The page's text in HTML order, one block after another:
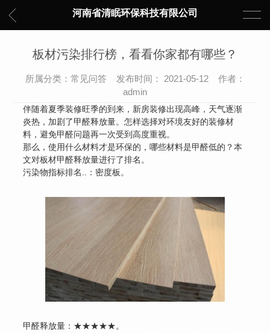
河南省清眠环保科技有限公司
板材污染排行榜，看看你家都有哪些？
所属分类：常见问答 发布时间： 2021-05-12 作者：
admin
伴随着夏季装修旺季的到来，新房装修出现高峰，天气逐渐
炎热，加剧了甲醛释放量。怎样选择对环境友好的装修材
料，避免甲醛问题再一次受到高度重视。
那么，使用什么材料才是环保的，哪些材料是甲醛低的？本
文对板材甲醛释放量进行了排名。
污染物指标排名..：密度板。
甲醛释放量：★★★★★。